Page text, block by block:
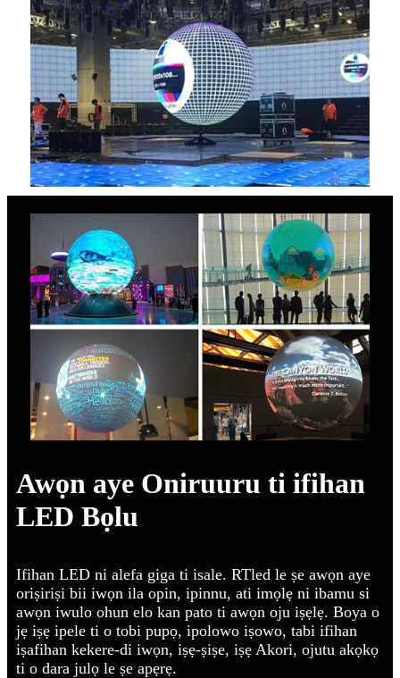
Awọn aye Oniruuru ti ifihan
LED Bọlu
Ifihan LED ni alefa giga ti isale. RTled le ṣe awọn aye
oriṣiriṣi bii iwọn ila opin, ipinnu, ati imọlẹ ni ibamu si
awọn iwulo ohun elo kan pato ti awọn oju iṣẹlẹ. Boya o
jẹ iṣẹ ipele ti o tobi pupọ, ipolowo iṣowo, tabi ifihan
iṣafihan kekere-di iwọn, iṣẹ-ṣiṣe, iṣẹ Akori, ojutu akọkọ
ti o dara julọ le ṣe apẹrẹ.